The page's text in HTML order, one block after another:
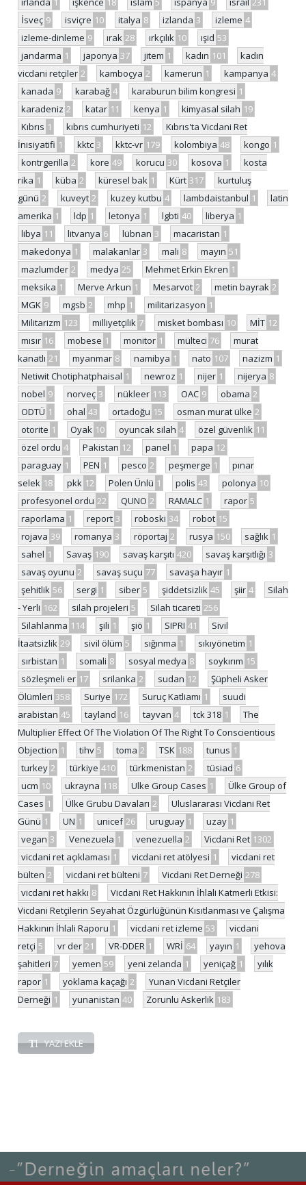
İsveç 9 isviçre 10 italya 8 izlanda 3 izleme 4
izleme-dinleme 9 ırak 28 ırkçılık 10 ışid 53
jandarma 1 japonya 37 jitem 1 kadın 101
kadın
vicdani retçiler 2 kamboçya 2 kamerun 1 kampanya 4
kanada 9 karabağ 4 karaburun bilim kongresi 1
karadeniz 2 katar 11 kenya 1 kimyasal silah 19
Kıbrıs 1 kıbrıs cumhuriyeti 12
Kıbrıs'ta Vicdani Ret
İnisiyatifi 1 kktc 3 kktc-vr 179 kolombiya 48 kongo 1
kontrgerilla 2 kore 49 korucu 30 kosova 1
kosta
rika 1 küba 2 küresel bak 1 Kürt 317
kurtuluş
günü 2 kuveyt 2 kuzey kutbu 4 lambdaistanbul 1
latin
amerika 1 ldp 1 letonya 1 lgbti 40 liberya 1
libya 11 litvanya 6 lübnan 3 macaristan 1
makedonya 1 malakanlar 3 mali 8 mayın 51
mazlumder 2 medya 25 Mehmet Erkin Ekren 1
meksika 1 Merve Arkun 1 Mesarvot 2 metin bayrak 2
MGK 9 mgsb 2 mhp 1 militarizasyon 1
Militarizm 123 milliyetçilik 7 misket bombası 10 MİT 12
mısır 16 mobese 1 monitor 1 mülteci 76
murat
kanatlı 21 myanmar 8 namibya 1 nato 107 nazizm 1
Netiwit Chotiphatphaisal 1 newroz 1 nijer 1 nijerya 8
nobel 9 norveç 3 nükleer 113 OAC 9 obama 2
ODTÜ 1 ohal 43 ortadoğu 15 osman murat ülke 2
otorite 1 Oyak 10 oyuncak silah 4 özel güvenlik 11
özel ordu 4 Pakistan 12 panel 1 papa 12
paraguay 1 PEN 1 pesco 2 peşmerge 1
pınar
selek 18 pkk 12 Polen Ünlü 1 polis 43 polonya 10
profesyonel ordu 22 QUNO 2 RAMALC 1 rapor 5
raporlama 1 report 3 roboski 34 robot 15
rojava 39 romanya 3 röportaj 2 rusya 150 sağlık 1
sahel 1 Savaş 190 savaş karşıtı 420 savaş karşıtlığı 3
savaş oyunu 2 savaş suçu 77 savaşa hayır 1
şehitlik 56 sergi 1 siber 5 şiddetsizlik 45 şiir 4
Silah
- Yerli 162 silah projeleri 5 Silah ticareti 256
Silahlanma 114 şili 1 şiö 1 SIPRI 41
Sivil
İtaatsizlik 29 sivil ölüm 5 sığınma 1 sıkıyönetim 1
sırbistan 1 somali 8 sosyal medya 8 soykırım 15
sözleşmeli er 17 srilanka 2 sudan 12
Şüpheli Asker
Ölümleri 358 Suriye 172 Suruç Katliamı 1
suudi
arabistan 45 tayland 16 tayvan 4 tck 318 1
The
Multiplier Effect Of The Violation Of The Right To Conscientious
Objection 1 tihv 5 toma 2 TSK 188 tunus 1
turkey 2 türkiye 410 türkmenistan 2 tüsiad 6
ucm 10 ukrayna 118 Ulke Group Cases 1
Ülke Group of
Cases 1 Ülke Grubu Davaları 2
Uluslararası Vicdani Ret
Günü 1 UN 1 unicef 26 uruguay 1 uzay 1
vegan 3 Venezuela 1 venezuella 2 Vicdani Ret 1302
vicdani ret açıklaması 1 vicdani ret atölyesi 1
vicdani ret
bülten 2 vicdani ret bülteni 7 Vicdani Ret Derneği 278
vicdani ret hakkı 8
Vicdani Ret Hakkının İhlali Katmerli Etkisi:
Vicdani Retçilerin Seyahat Özgürlüğünün Kısıtlanması ve Çalışma
Hakkının İhlali Raporu 1 vicdani ret izleme 53
vicdani
retçi 5 vr der 21 VR-DDER 1 WRİ 64 yayın 1
yehova
şahitleri 7 yemen 59 yeni zelanda 1 yeniçağ 1
yılık
rapor 1 yoklama kaçağı 2
Yunan Vicdani Retçiler
Derneği 1 yunanistan 40 Zorunlu Askerlik 183
YAZI EKLE